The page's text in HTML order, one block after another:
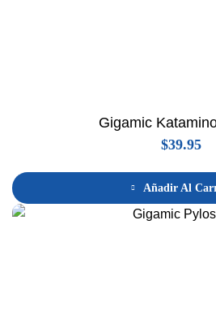
Gigamic
$39.95
Añadir Al